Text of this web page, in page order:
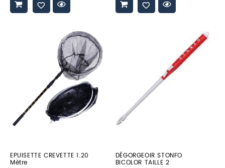
EPUISETTE CREVETTE 1.20
Mètre
DÉGORGEOIR STONFO
BICOLOR TAILLE 2